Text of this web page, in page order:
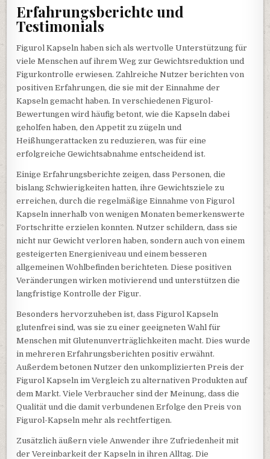
Erfahrungsberichte und
Testimonials
Figurol Kapseln haben sich als wertvolle Unterstützung für
viele Menschen auf ihrem Weg zur Gewichtsreduktion und
Figurkontrolle erwiesen. Zahlreiche Nutzer berichten von
positiven Erfahrungen, die sie mit der Einnahme der
Kapseln gemacht haben. In verschiedenen Figurol-
Bewertungen wird häufig betont, wie die Kapseln dabei
geholfen haben, den Appetit zu zügeln und
Heißhungerattacken zu reduzieren, was für eine
erfolgreiche Gewichtsabnahme entscheidend ist.
Einige Erfahrungsberichte zeigen, dass Personen, die
bislang Schwierigkeiten hatten, ihre Gewichtsziele zu
erreichen, durch die regelmäßige Einnahme von Figurol
Kapseln innerhalb von wenigen Monaten bemerkenswerte
Fortschritte erzielen konnten. Nutzer schildern, dass sie
nicht nur Gewicht verloren haben, sondern auch von einem
gesteigerten Energieniveau und einem besseren
allgemeinen Wohlbefinden berichteten. Diese positiven
Veränderungen wirken motivierend und unterstützen die
langfristige Kontrolle der Figur.
Besonders hervorzuheben ist, dass Figurol Kapseln
glutenfrei sind, was sie zu einer geeigneten Wahl für
Menschen mit Glutenunverträglichkeiten macht. Dies wurde
in mehreren Erfahrungsberichten positiv erwähnt.
Außerdem betonen Nutzer den unkomplizierten Preis der
Figurol Kapseln im Vergleich zu alternativen Produkten auf
dem Markt. Viele Verbraucher sind der Meinung, dass die
Qualität und die damit verbundenen Erfolge den Preis von
Figurol-Kapseln mehr als rechtfertigen.
Zusätzlich äußern viele Anwender ihre Zufriedenheit mit
der Vereinbarkeit der Kapseln in ihren Alltag. Die